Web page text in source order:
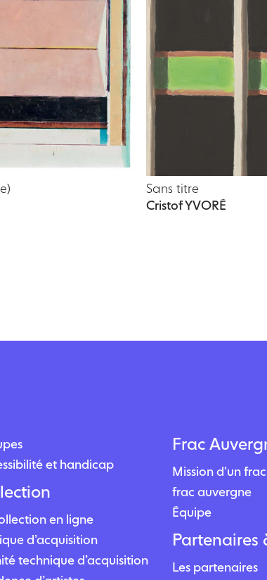
Sans titre
Cristof YVORÉ
et handicap
en ligne
d’acquisition
technique d’acquisition
Frac
Mission d'un frac
frac auvergne
Équipe
Partenaires
Les partenaires